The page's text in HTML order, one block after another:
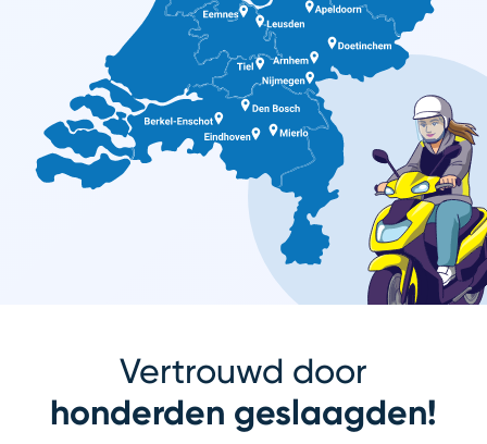
Vertrouwd door
honderden geslaagden!